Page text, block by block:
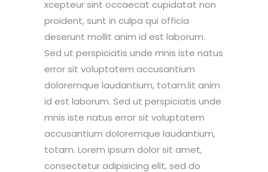
xcepteur sint occaecat cupidatat non
proident, sunt in culpa qui officia
deserunt mollit anim id est laborum.
Sed ut perspiciatis unde mnis iste natus
error sit voluptatem accusantium
doloremque laudantium, totam.lit anim
id est laborum. Sed ut perspiciatis unde
mnis iste natus error sit voluptatem
accusantium doloremque laudantium,
totam. Lorem ipsum dolor sit amet,
consectetur adipisicing elit, sed do